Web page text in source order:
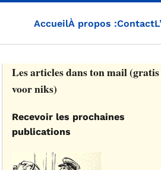
AccueilÀ propos :Contact
Les articles dans ton mail (gratis
voor niks)
Recevoir les prochaines
publications